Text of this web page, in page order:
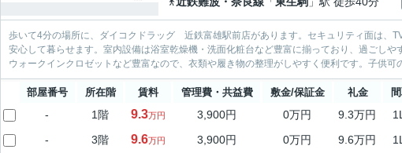
歩いて4分の場所に、ダイコクドラッグ 近鉄富雄駅前店があります。セキュリティ面は、
安心して暮らせます。室内設備は浴室乾燥機・洗面化粧台など豊富に揃っており、過ごしや
ウォークインクロゼットなど豊富なので、衣類や履き物の整理がしやすく便利です。子供
部屋番号 所在階 賃料 管理費・共益費 敷金/保証金 礼金
- 1階 9.3万円 3,900円 0万円 9.3万円
- 3階 9.6万円 3,900円 0万円 9.6万円